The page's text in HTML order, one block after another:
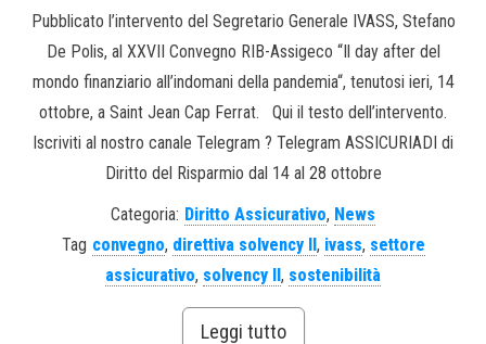
Pubblicato l’intervento del Segretario Generale IVASS, Stefano
De Polis, al XXVII Convegno RIB-Assigeco “Il day after del
mondo finanziario all’indomani della pandemia“, tenutosi ieri, 14
ottobre, a Saint Jean Cap Ferrat. Qui il testo dell’intervento.
Iscriviti al nostro canale Telegram ? Telegram ASSICURIADI di
Diritto del Risparmio dal 14 al 28 ottobre
Categoria: Diritto Assicurativo, News
Tag convegno, direttiva solvency II, ivass, settore
assicurativo, solvency II, sostenibilità
Leggi tutto